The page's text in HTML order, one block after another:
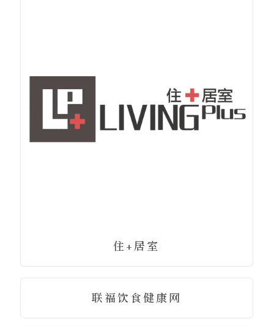
住+居室
联福饮食健康网